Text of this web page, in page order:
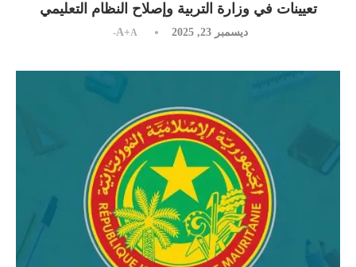
تعيينات في وزارة التربية وإصلاح النظام التعليمي
ديسمبر 23, 2025 A+A-